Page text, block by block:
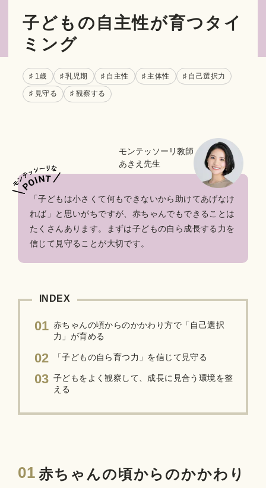
子どもの自主性が育つタイ
ミング
♯ 1歳 ♯ 乳児期 ♯ 自主性 ♯ 主体性 ♯ 自己選択力
♯ 見守る ♯ 観察する
モンテッソーリ教師
あきえ先生
「子どもは小さくて何もできないから助けてあげなけ
れば」と思いがちですが、赤ちゃんでもできることは
たくさんあります。まずは子どもの自ら成長する力を
信じて見守ることが大切です。
INDEX
01 赤ちゃんの頃からのかかわり方で「自己選択
力」が育める
02 「子どもの自ら育つ力」を信じて見守る
03 子どもをよく観察して、成長に見合う環境を整
える
01 赤ちゃんの頃からのかかわり